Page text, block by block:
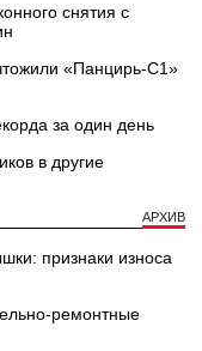
снятия с
«Панцирь-С1»
за один день
в другие
АРХИВ
признаки износа
ремонтные